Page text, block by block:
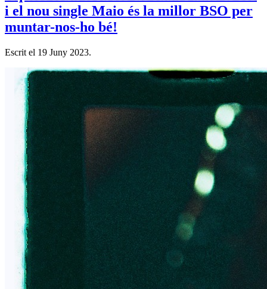
i el nou single Maio és la millor BSO per
muntar-nos-ho bé!
Escrit el 19 Juny 2023.